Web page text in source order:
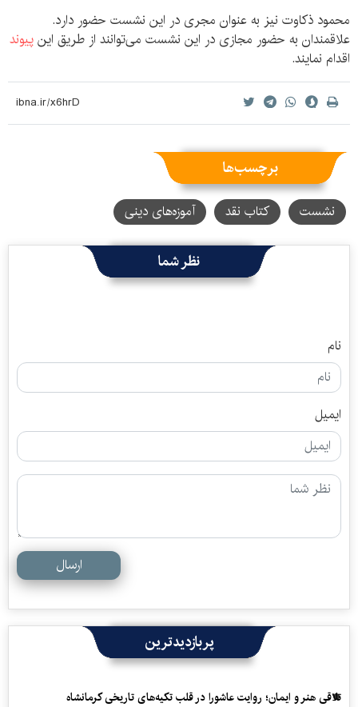
محمود ذکاوت نیز به عنوان مجری در این نشست حضور دارد.
علاقمندان به حضور مجازی در این نشست می‌توانند از طریق اینپیوند
اقدام نمایند.
برچسب‌ها
نشست کتاب نقد آموزه‌های دینی
نظر شما
نام
ایمیل
ارسال
پربازدیدترین
تلاقی هنر و ایمان؛ روایت عاشورا در قلب تکیه‌های تاریخی کرمانشاه